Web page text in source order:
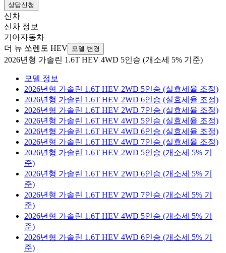
상담신청
신차
신차 정보
기아자동차
더 뉴 쏘렌토 HEV
모델 변경
2026년형 가솔린 1.6T HEV 4WD 5인승 (개소세 5% 기준)
모델 정보
2026년형 가솔린 1.6T HEV 2WD 5인승 (실효세율 조정)
2026년형 가솔린 1.6T HEV 2WD 6인승 (실효세율 조정)
2026년형 가솔린 1.6T HEV 2WD 7인승 (실효세율 조정)
2026년형 가솔린 1.6T HEV 4WD 5인승 (실효세율 조정)
2026년형 가솔린 1.6T HEV 4WD 6인승 (실효세율 조정)
2026년형 가솔린 1.6T HEV 4WD 7인승 (실효세율 조정)
2026년형 가솔린 1.6T HEV 2WD 5인승 (개소세 5% 기
준)
2026년형 가솔린 1.6T HEV 2WD 6인승 (개소세 5% 기
준)
2026년형 가솔린 1.6T HEV 2WD 7인승 (개소세 5% 기
준)
2026년형 가솔린 1.6T HEV 4WD 5인승 (개소세 5% 기
준)
2026년형 가솔린 1.6T HEV 4WD 6인승 (개소세 5% 기
준)